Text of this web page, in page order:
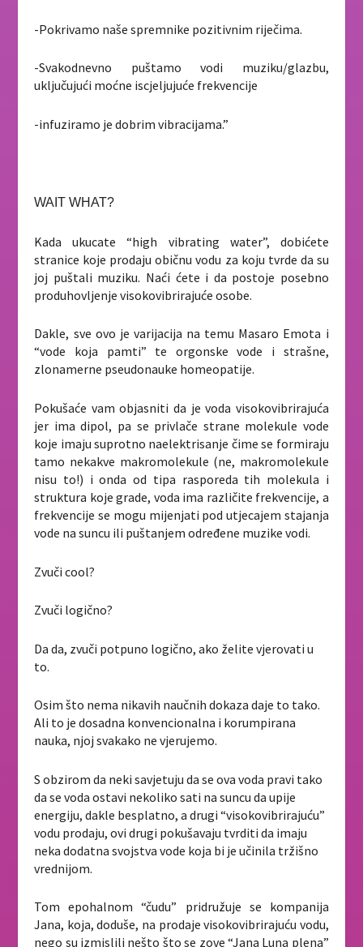
-Pokrivamo naše spremnike pozitivnim riječima.
-Svakodnevno puštamo vodi muziku/glazbu,
uključujući moćne iscjeljujuće frekvencije
-infuziramo je dobrim vibracijama.”
WAIT WHAT?
Kada ukucate “high vibrating water”, dobićete
stranice koje prodaju običnu vodu za koju tvrde da su
joj puštali muziku. Naći ćete i da postoje posebno
produhovljenje visokovibrirajuće osobe.
Dakle, sve ovo je varijacija na temu Masaro Emota i
“vode koja pamti” te orgonske vode i strašne,
zlonamerne pseudonauke homeopatije.
Pokušaće vam objasniti da je voda visokovibrirajuća
jer ima dipol, pa se privlače strane molekule vode
koje imaju suprotno naelektrisanje čime se formiraju
tamo nekakve makromolekule (ne, makromolekule
nisu to!) i onda od tipa rasporeda tih molekula i
struktura koje grade, voda ima različite frekvencije, a
frekvencije se mogu mijenjati pod utjecajem stajanja
vode na suncu ili puštanjem određene muzike vodi.
Zvuči cool?
Zvuči logično?
Da da, zvuči potpuno logično, ako želite vjerovati u
to.
Osim što nema nikavih naučnih dokaza daje to tako.
Ali to je dosadna konvencionalna i korumpirana
nauka, njoj svakako ne vjerujemo.
S obzirom da neki savjetuju da se ova voda pravi tako
da se voda ostavi nekoliko sati na suncu da upije
energiju, dakle besplatno, a drugi “visokovibrirajuću”
vodu prodaju, ovi drugi pokušavaju tvrditi da imaju
neka dodatna svojstva vode koja bi je učinila tržišno
vrednijom.
Tom epohalnom “čudu” pridružuje se kompanija
Jana, koja, doduše, na prodaje visokovibrirajuću vodu,
nego su izmislili nešto što se zove “Jana Luna plena”